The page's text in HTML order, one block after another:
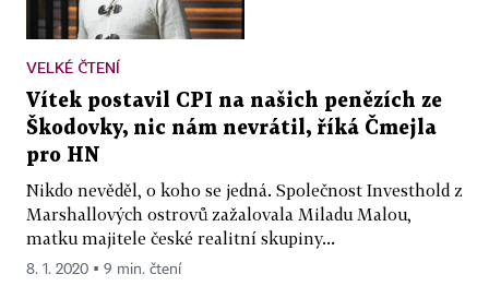
VELKÉ ČTENÍ
Vítek postavil CPI na našich penězích ze
Škodovky, nic nám nevrátil, říká Čmejla
pro HN
Nikdo nevěděl, o koho se jedná. Společnost Investhold z
Marshallových ostrovů zažalovala Miladu Malou,
matku majitele české realitní skupiny...
8. 1. 2020 ▪ 9 min. čtení